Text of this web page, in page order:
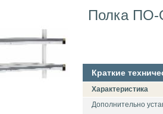
Полка ПО-
Краткие
Характеристика
Дополнительно